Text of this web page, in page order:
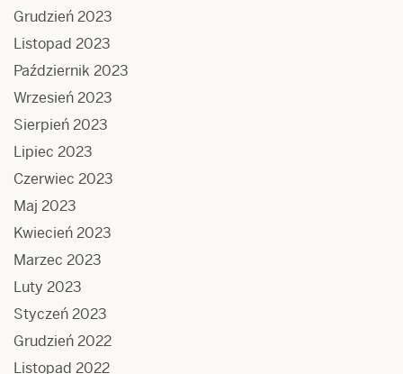
Grudzień 2023
Listopad 2023
Październik 2023
Wrzesień 2023
Sierpień 2023
Lipiec 2023
Czerwiec 2023
Maj 2023
Kwiecień 2023
Marzec 2023
Luty 2023
Styczeń 2023
Grudzień 2022
Listopad 2022